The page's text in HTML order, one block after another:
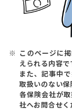
このページに
えられる内容で
また、記事中
取扱いのない保
各保険会社が
社へお問合せく